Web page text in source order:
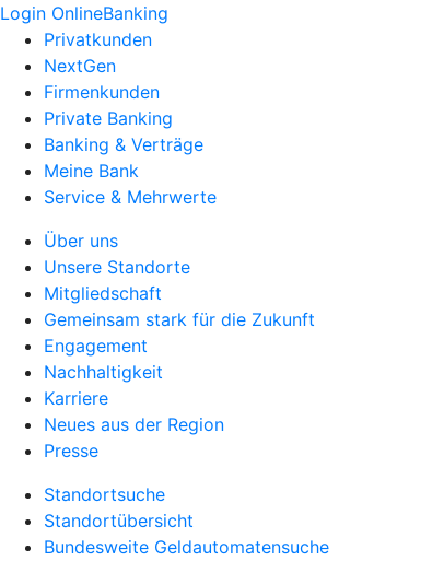
Login OnlineBanking
Privatkunden
NextGen
Firmenkunden
Private Banking
Banking & Verträge
Meine Bank
Service & Mehrwerte
Über uns
Unsere Standorte
Mitgliedschaft
Gemeinsam stark für die Zukunft
Engagement
Nachhaltigkeit
Karriere
Neues aus der Region
Presse
Standortsuche
Standortübersicht
Bundesweite Geldautomatensuche